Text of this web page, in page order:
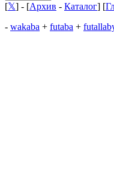
[𝕏] - [Архив - Каталог] [
- wakaba + futaba +